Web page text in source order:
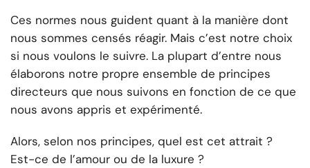
Ces normes nous guident quant à la manière dont
nous sommes censés réagir. Mais c’est notre choix
si nous voulons le suivre. La plupart d’entre nous
élaborons notre propre ensemble de principes
directeurs que nous suivons en fonction de ce que
nous avons appris et expérimenté.
Alors, selon nos principes, quel est cet attrait ?
Est-ce de l’amour ou de la luxure ?